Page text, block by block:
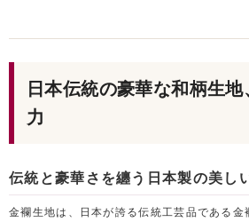
日本伝統の豪華な和柄生
力
伝統と豪華さを纏う日本製の美し
金襴生地は、日本が誇る伝統工芸品である金